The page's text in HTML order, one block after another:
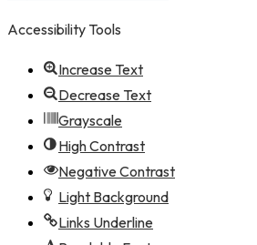
Accessibility Tools
Increase Text
Decrease Text
Grayscale
High Contrast
Negative Contrast
Light Background
Links Underline